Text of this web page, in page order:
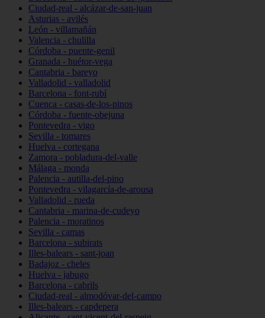
Ciudad-real - alcázar-de-san-juan
Asturias - avilés
León - villamañán
Valencia - chulilla
Córdoba - puente-genil
Granada - huétor-vega
Cantabria - bareyo
Valladolid - valladolid
Barcelona - font-rubí
Cuenca - casas-de-los-pinos
Córdoba - fuente-obejuna
Pontevedra - vigo
Sevilla - tomares
Huelva - cortegana
Zamora - pobladura-del-valle
Málaga - monda
Palencia - autilla-del-pino
Pontevedra - vilagarcía-de-arousa
Valladolid - rueda
Cantabria - marina-de-cudeyo
Palencia - moratinos
Sevilla - camas
Barcelona - subirats
Illes-balears - sant-joan
Badajoz - cheles
Huelva - jabugo
Barcelona - cabrils
Ciudad-real - almodóvar-del-campo
Illes-balears - capdepera